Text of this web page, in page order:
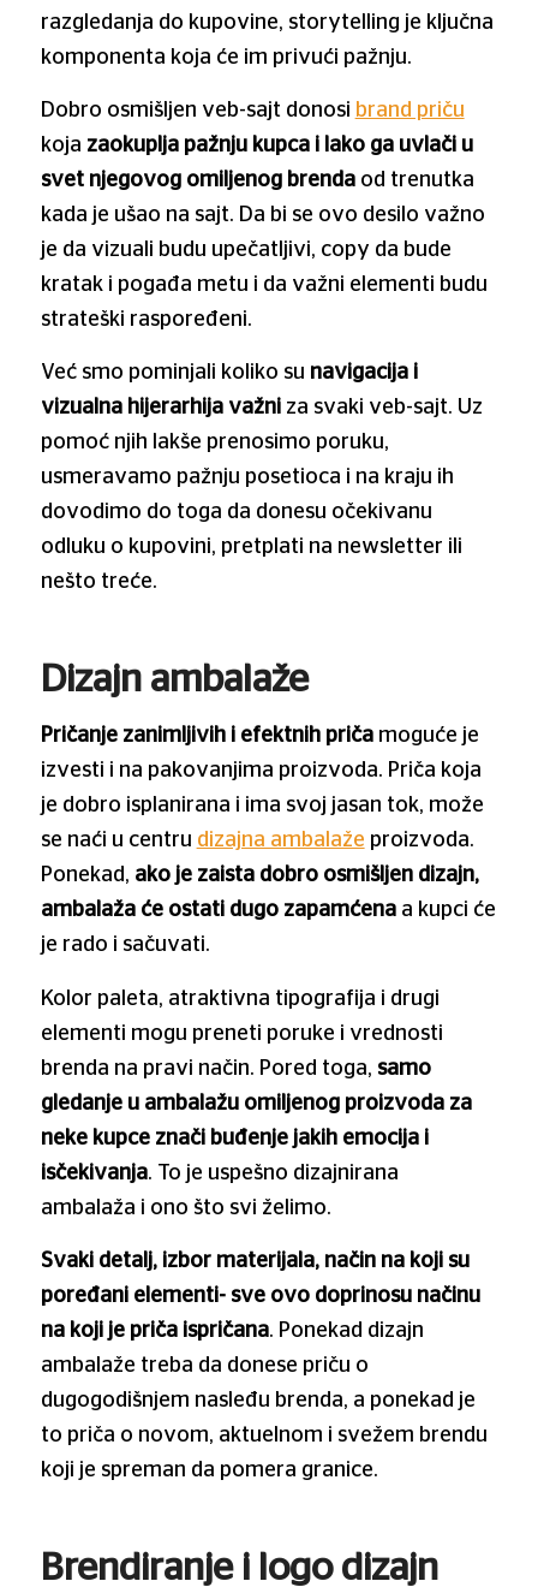
razgledanja do kupovine, storytelling je ključna
komponenta koja će im privući pažnju.
Dobro osmišljen veb-sajt donosi brand priču
koja zaokuplja pažnju kupca i lako ga uvlači u
svet njegovog omiljenog brendaod trenutka
kada je ušao na sajt. Da bi se ovo desilo važno
je da vizuali budu upečatljivi, copy da bude
kratak i pogađa metu i da važni elementi budu
strateški raspoređeni.
Već smo pominjali koliko su navigacija i
vizualna hijerarhija važniza svaki veb-sajt. Uz
pomoć njih lakše prenosimo poruku,
usmeravamo pažnju posetioca i na kraju ih
dovodimo do toga da donesu očekivanu
odluku o kupovini, pretplati na newsletter ili
nešto treće.
Dizajn ambalaže
Pričanje zanimljivih i efektnih pričamoguće je
izvesti i na pakovanjima proizvoda. Priča koja
je dobro isplanirana i ima svoj jasan tok, može
se naći u centru dizajna ambalaže proizvoda.
Ponekad, ako je zaista dobro osmišljen dizajn,
ambalaža će ostati dugo zapamćenaa kupci će
je rado i sačuvati.
Kolor paleta, atraktivna tipografija i drugi
elementi mogu preneti poruke i vrednosti
brenda na pravi način. Pored toga, samo
gledanje u ambalažu omiljenog proizvoda za
neke kupce znači buđenje jakih emocija i
isčekivanja. To je uspešno dizajnirana
ambalaža i ono što svi želimo.
Svaki detalj, izbor materijala, način na koji su
poređani elementi- sve ovo doprinosu načinu
na koji je priča ispričana. Ponekad dizajn
ambalaže treba da donese priču o
dugogodišnjem nasleđu brenda, a ponekad je
to priča o novom, aktuelnom i svežem brendu
koji je spreman da pomera granice.
Brendiranje i logo dizajn